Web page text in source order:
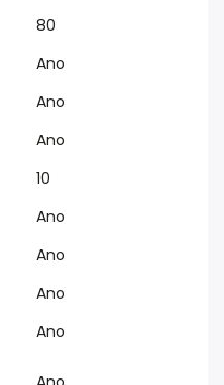
80
Ano
Ano
Ano
10
Ano
Ano
Ano
Ano